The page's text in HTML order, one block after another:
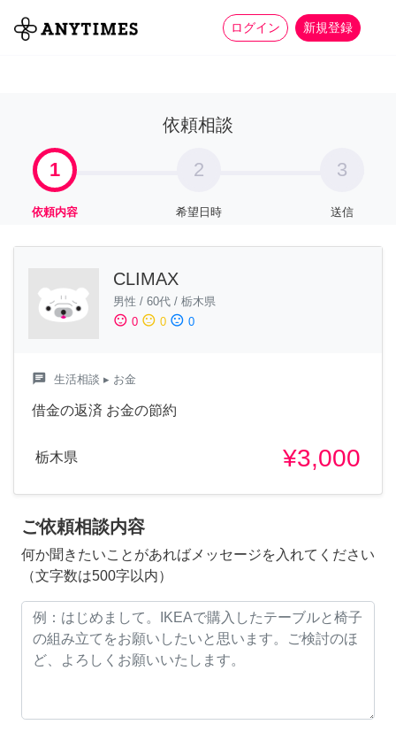
ログイン 新規登録
全て 家事 more_horiz
依頼相談
1
依頼内容
2
希望日時
3
送信
CLIMAX
男性 / 60代 / 栃木県
sentiment_satisfied 0 sentiment_neutral 0 sentiment_dissatisfied 0
chat 生活相談 ▸ お金
借金の返済 お金の節約
栃木県 ¥3,000
ご依頼相談内容
何か聞きたいことがあればメッセージを入れてください
（文字数は500字以内）